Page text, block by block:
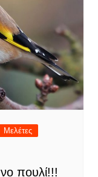
Μελέτες
πουλί!!!